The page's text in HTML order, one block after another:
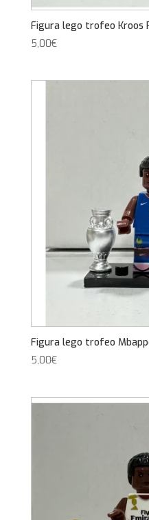
Figura lego trofeo Kroos
5,00€
Figura lego trofeo
5,00€